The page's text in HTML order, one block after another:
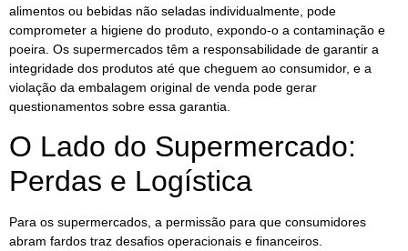
alimentos ou bebidas não seladas individualmente, pode
comprometer a higiene do produto, expondo-o a contaminação e
poeira. Os supermercados têm a responsabilidade de garantir a
integridade dos produtos até que cheguem ao consumidor, e a
violação da embalagem original de venda pode gerar
questionamentos sobre essa garantia.
O Lado do Supermercado:
Perdas e Logística
Para os supermercados, a permissão para que consumidores
abram fardos traz desafios operacionais e financeiros.